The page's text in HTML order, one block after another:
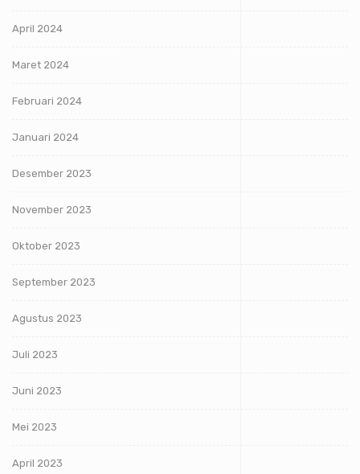
April 2024
Maret 2024
Februari 2024
Januari 2024
Desember 2023
November 2023
Oktober 2023
September 2023
Agustus 2023
Juli 2023
Juni 2023
Mei 2023
April 2023